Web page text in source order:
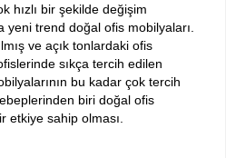
hızlı bir şekilde değişim
trend doğal ofis mobilyaları.
ve açık tonlardaki ofis
sıkça tercih edilen
bu kadar çok tercih
biri doğal ofis
etkiye sahip olması.